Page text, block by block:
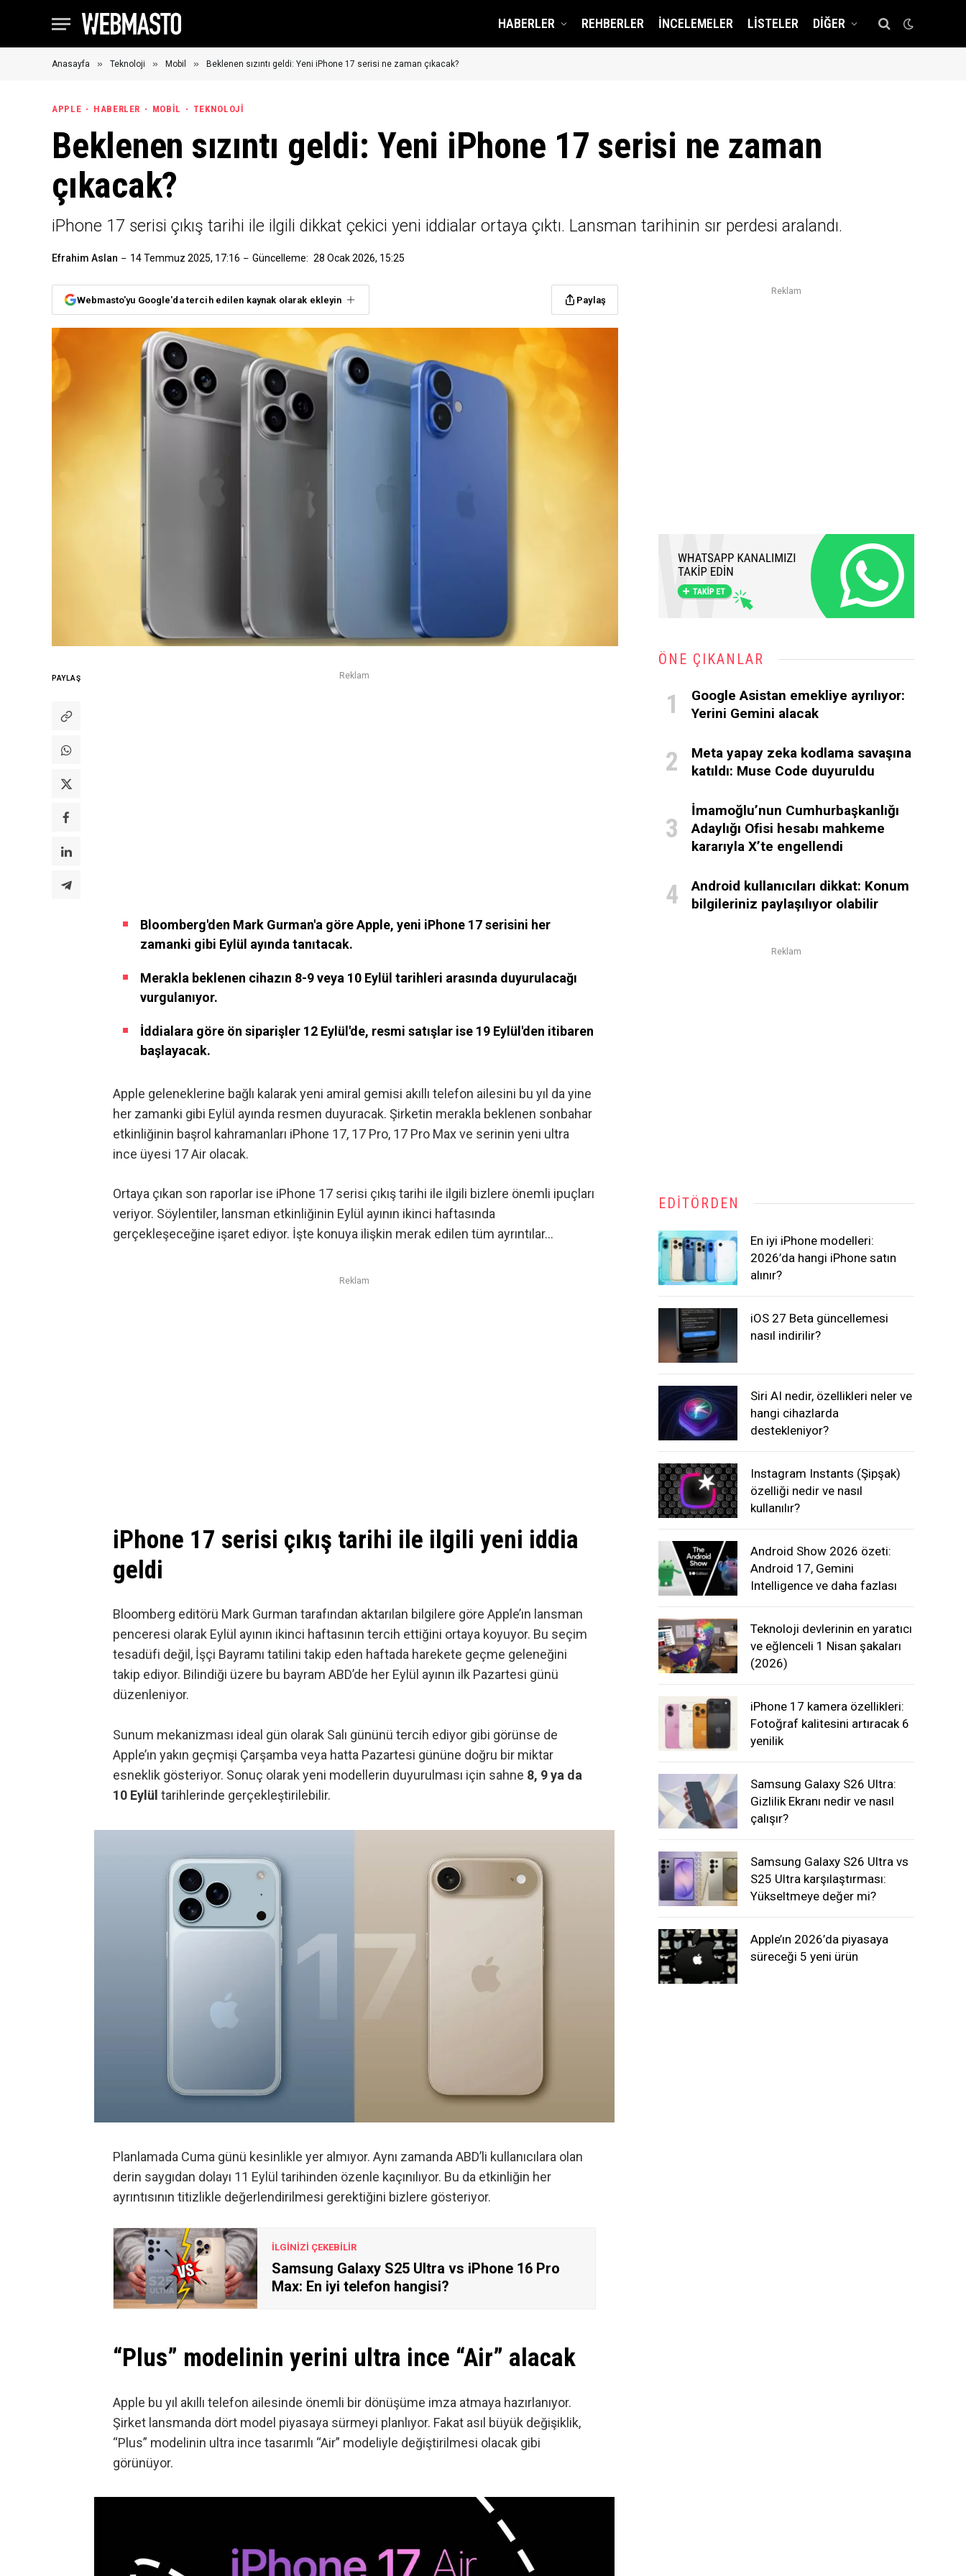
HABERLER REHBERLER İNCELEMELER LISTELER DIĞER
Anasayfa » Teknoloji » Mobil » Beklenen sızıntı geldi: Yeni iPhone 17 serisi ne zaman çıkacak?
APPLE HABERLER MOBIL TEKNOLOJI
Beklenen sızıntı geldi: Yeni iPhone 17 serisi ne zaman
çıkacak?
iPhone 17 serisi çıkış tarihi ile ilgili dikkat çekici yeni iddialar ortaya çıktı. Lansman tarihinin sır perdesi aralandı.
Efrahim Aslan 14 Temmuz 2025, 17:16 Güncelleme: 28 Ocak 2026, 15:25
Webmasto'yu Google'da tercih edilen kaynak olarak ekleyin Paylaş
PAYLAŞ Reklam
Bloomberg'den Mark Gurman'a göre Apple, yeni iPhone 17 serisini her
zamanki gibi Eylül ayında tanıtacak.
Merakla beklenen cihazın 8-9 veya 10 Eylül tarihleri arasında duyurulacağı
vurgulanıyor.
İddialara göre ön siparişler 12 Eylül'de, resmi satışlar ise 19 Eylül'den itibaren
başlayacak.
Apple geleneklerine bağlı kalarak yeni amiral gemisi akıllı telefon ailesini bu yıl da yine
her zamanki gibi Eylül ayında resmen duyuracak. Şirketin merakla beklenen sonbahar
etkinliğinin başrol kahramanları iPhone 17, 17 Pro, 17 Pro Max ve serinin yeni ultra
ince üyesi 17 Air olacak.
Ortaya çıkan son raporlar ise iPhone 17 serisi çıkış tarihi ile ilgili bizlere önemli ipuçları
veriyor. Söylentiler, lansman etkinliğinin Eylül ayının ikinci haftasında
gerçekleşeceğine işaret ediyor. İşte konuya ilişkin merak edilen tüm ayrıntılar…
Reklam
iPhone 17 serisi çıkış tarihi ile ilgili yeni iddia
geldi
Bloomberg editörü Mark Gurman tarafından aktarılan bilgilere göre Apple’ın lansman
penceresi olarak Eylül ayının ikinci haftasının tercih ettiğini ortaya koyuyor. Bu seçim
tesadüfi değil, İşçi Bayramı tatilini takip eden haftada harekete geçme geleneğini
takip ediyor. Bilindiği üzere bu bayram ABD’de her Eylül ayının ilk Pazartesi günü
düzenleniyor.
Sunum mekanizması ideal gün olarak Salı gününü tercih ediyor gibi görünse de
Apple’ın yakın geçmişi Çarşamba veya hatta Pazartesi gününe doğru bir miktar
esneklik gösteriyor. Sonuç olarak yeni modellerin duyurulması için sahne 8, 9 ya da
10 Eylül tarihlerinde gerçekleştirilebilir.
Planlamada Cuma günü kesinlikle yer almıyor. Aynı zamanda ABD’li kullanıcılara olan
derin saygıdan dolayı 11 Eylül tarihinden özenle kaçınılıyor. Bu da etkinliğin her
ayrıntısının titizlikle değerlendirilmesi gerektiğini bizlere gösteriyor.
İLGİNİZİ ÇEKEBİLİR
Samsung Galaxy S25 Ultra vs iPhone 16 Pro
Max: En iyi telefon hangisi?
“Plus” modelinin yerini ultra ince “Air” alacak
Apple bu yıl akıllı telefon ailesinde önemli bir dönüşüme imza atmaya hazırlanıyor.
Şirket lansmanda dört model piyasaya sürmeyi planlıyor. Fakat asıl büyük değişiklik,
“Plus” modelinin ultra ince tasarımlı “Air” modeliyle değiştirilmesi olacak gibi
görünüyor.
Reklam
ÖNE ÇIKANLAR
Google Asistan emekliye ayrılıyor:
Yerini Gemini alacak
Meta yapay zeka kodlama savaşına
katıldı: Muse Code duyuruldu
İmamoğlu’nun Cumhurbaşkanlığı
Adaylığı Ofisi hesabı mahkeme
kararıyla X’te engellendi
Android kullanıcıları dikkat: Konum
bilgileriniz paylaşılıyor olabilir
Reklam
EDITÖRDEN
En iyi iPhone modelleri:
2026’da hangi iPhone satın
alınır?
iOS 27 Beta güncellemesi
nasıl indirilir?
Siri AI nedir, özellikleri neler ve
hangi cihazlarda
destekleniyor?
Instagram Instants (Şipşak)
özelliği nedir ve nasıl
kullanılır?
Android Show 2026 özeti:
Android 17, Gemini
Intelligence ve daha fazlası
Teknoloji devlerinin en yaratıcı
ve eğlenceli 1 Nisan şakaları
(2026)
iPhone 17 kamera özellikleri:
Fotoğraf kalitesini artıracak 6
yenilik
Samsung Galaxy S26 Ultra:
Gizlilik Ekranı nedir ve nasıl
çalışır?
Samsung Galaxy S26 Ultra vs
S25 Ultra karşılaştırması:
Yükseltmeye değer mi?
Apple’ın 2026’da piyasaya
süreceği 5 yeni ürün